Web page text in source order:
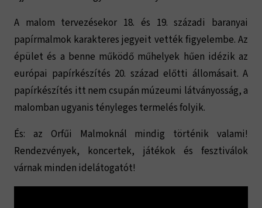
A malom tervezésekor 18. és 19. századi baranyai
papírmalmok karakteres jegyeit vették figyelembe. Az
épület és a benne működő műhelyek hűen idézik az
európai papírkészítés 20. század előtti állomásait. A
papírkészítés itt nem csupán múzeumi látványosság, a
malomban ugyanis tényleges termelés folyik.
És: az Orfűi Malmoknál mindig történik valami!
Rendezvények, koncertek, játékok és fesztiválok
várnak minden idelátogatót!